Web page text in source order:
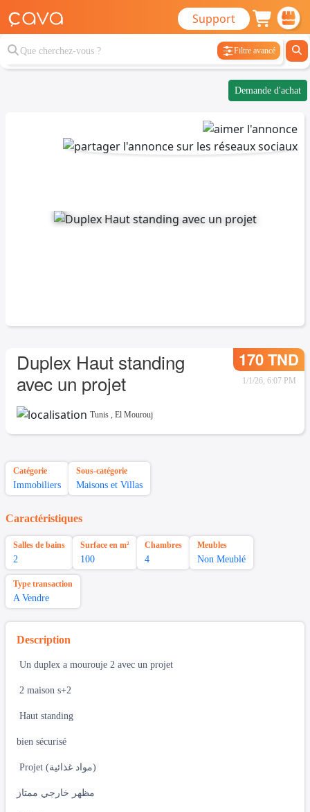
Support
Filtre avancé
Demande d'achat
Duplex Haut standing
avec un projet
170 TND
1/1/26, 6:07 PM
Tunis , El Mourouj
Catégorie
Immobiliers
Sous-catégorie
Maisons et Villas
Caractéristiques
Salles de bains
2
Surface en m²
100
Chambres
4
Meubles
Non Meublé
Type transaction
A Vendre
Description
Un duplex a mourouje 2 avec un projet
2 maison s+2
Haut standing
bien sécurisé
Projet (مواد غذائية)
مظهر خارجي ممتاز